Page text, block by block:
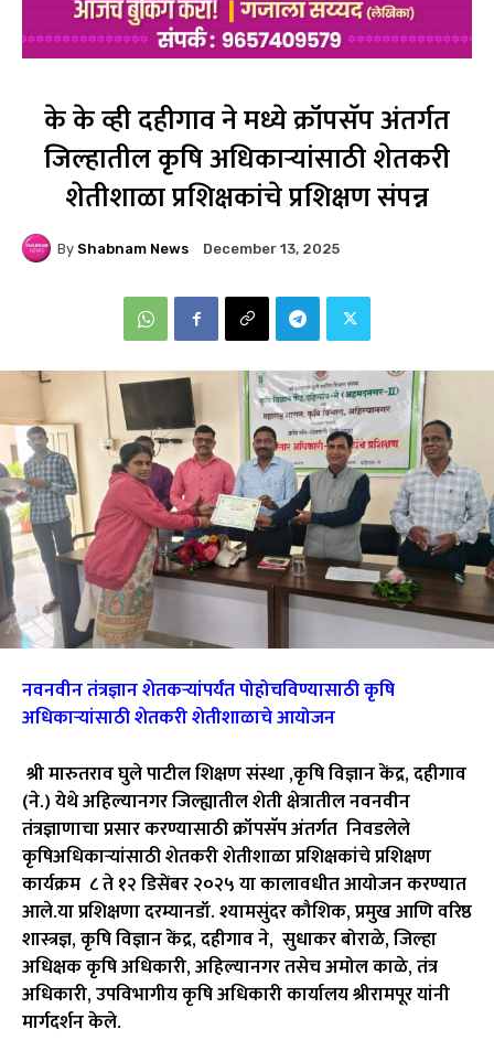
के के व्ही दहीगाव ने मध्ये क्रॉपसॅप अंतर्गत
जिल्हातील कृषि अधिकाऱ्यांसाठी शेतकरी
शेतीशाळा प्रशिक्षकांचे प्रशिक्षण संपन्न
By Shabnam News December 13, 2025
नवनवीन तंत्रज्ञान शेतकऱ्यांपर्यंत पोहोचविण्यासाठी कृषि
अधिकाऱ्यांसाठी शेतकरी शेतीशाळाचे आयोजन
श्री मारुतराव घुले पाटील शिक्षण संस्था ,कृषि विज्ञान केंद्र, दहीगाव
(ने.) येथे अहिल्यानगर जिल्ह्यातील शेती क्षेत्रातील नवनवीन
तंत्रज्ञाणाचा प्रसार करण्यासाठी क्रॉपसॅप अंतर्गत निवडलेले
कृषिअधिकाऱ्यांसाठी शेतकरी शेतीशाळा प्रशिक्षकांचे प्रशिक्षण
कार्यक्रम ८ ते १२ डिसेंबर २०२५ या कालावधीत आयोजन करण्यात
आले.या प्रशिक्षणा दरम्यानडॉ. श्यामसुंदर कौशिक, प्रमुख आणि वरिष्ठ
शास्त्रज्ञ, कृषि विज्ञान केंद्र, दहीगाव ने, सुधाकर बोराळे, जिल्हा
अधिक्षक कृषि अधिकारी, अहिल्यानगर तसेच अमोल काळे, तंत्र
अधिकारी, उपविभागीय कृषि अधिकारी कार्यालय श्रीरामपूर यांनी
मार्गदर्शन केले.